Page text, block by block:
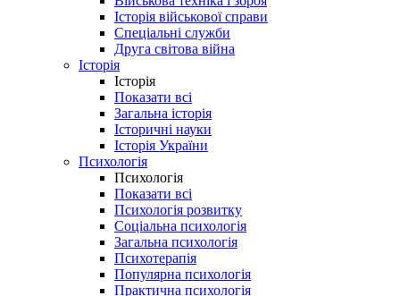
Історія військової справи
Спеціальні служби
Друга світова війна
Історія
Історія
Показати всі
Загальна історія
Історичні науки
Історія України
Психологія
Психологія
Показати всі
Психологія розвитку
Соціальна психологія
Загальна психологія
Психотерапія
Популярна психологія
Практична психологія